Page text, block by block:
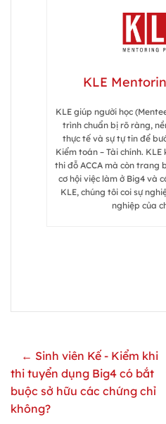
KLE
KLE giúp người học
trình chuẩn bị rõ ràng,
thực tế và sự tự tin để
Kiểm toán – Tài chính.
thi đỗ ACCA mà còn trang
cơ hội việc làm ở Big4 và
KLE, chúng tôi coi sự
nghiệp của
← Sinh viên Kế - Kiểm khi
thi tuyển dụng Big4 có bắt
buộc sở hữu các chứng chỉ
không?